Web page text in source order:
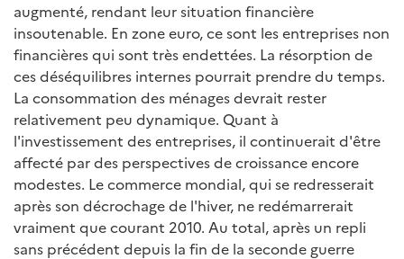
augmenté, rendant leur situation financière
insoutenable. En zone euro, ce sont les entreprises non
financières qui sont très endettées. La résorption de
ces déséquilibres internes pourrait prendre du temps.
La consommation des ménages devrait rester
relativement peu dynamique. Quant à
l'investissement des entreprises, il continuerait d'être
affecté par des perspectives de croissance encore
modestes. Le commerce mondial, qui se redresserait
après son décrochage de l'hiver, ne redémarrerait
vraiment que courant 2010. Au total, après un repli
sans précédent depuis la fin de la seconde guerre